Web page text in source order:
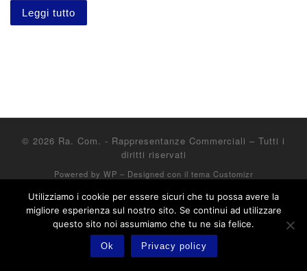
Leggi tutto
© 2026 Ra. Com. - Rappresentanze Commerciali – Tutti i
diritti riservati
Powered by WP – Designed con il tema Customizr
Utilizziamo i cookie per essere sicuri che tu possa avere la
migliore esperienza sul nostro sito. Se continui ad utilizzare
questo sito noi assumiamo che tu ne sia felice.
Ok Privacy policy